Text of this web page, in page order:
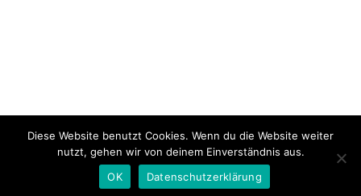
© Copyright - 2024 AutoMarktNews.de
Datenschutzerklärung FAQ Kontakt
Impressum
Pressemitteilung veröffentlichen
News Archiv
Diese Website benutzt Cookies. Wenn du die Website weiter
nutzt, gehen wir von deinem Einverständnis aus.
OK
Datenschutzerklärung